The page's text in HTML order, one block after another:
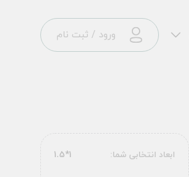
ورود / ثبت نام
ابعاد انتخابی شما: 1*1.5